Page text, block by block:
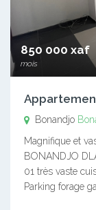
850 000 xaf
mois
Bonandjo
Magnifique et
BONANDJO
01 très vaste
Parking forage